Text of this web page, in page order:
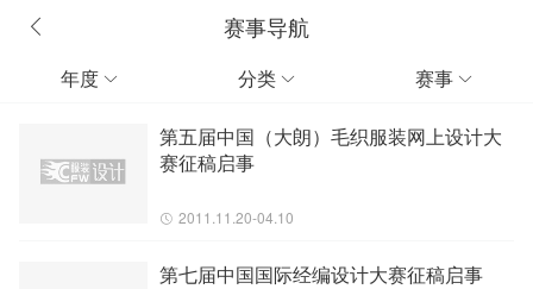
赛事导航
年度  分类  赛事 
第五届中国（大朗）毛织服装网上设计大
赛征稿启事
2011.11.20-04.10
第七届中国国际经编设计大赛征稿启事